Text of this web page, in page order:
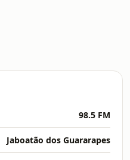
98.5 FM
Jaboatão dos Guararapes